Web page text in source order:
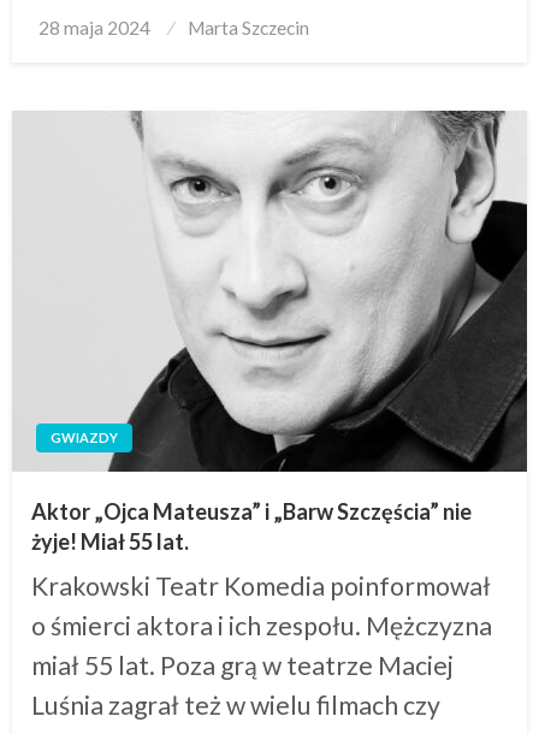
Posted
28 maja 2024 Marta Szczecin
GWIAZDY
Aktor „Ojca Mateusza” i „Barw Szczęścia” nie
żyje! Miał 55 lat.
Krakowski Teatr Komedia poinformował
o śmierci aktora i ich zespołu. Mężczyzna
miał 55 lat. Poza grą w teatrze Maciej
Luśnia zagrał też w wielu filmach czy